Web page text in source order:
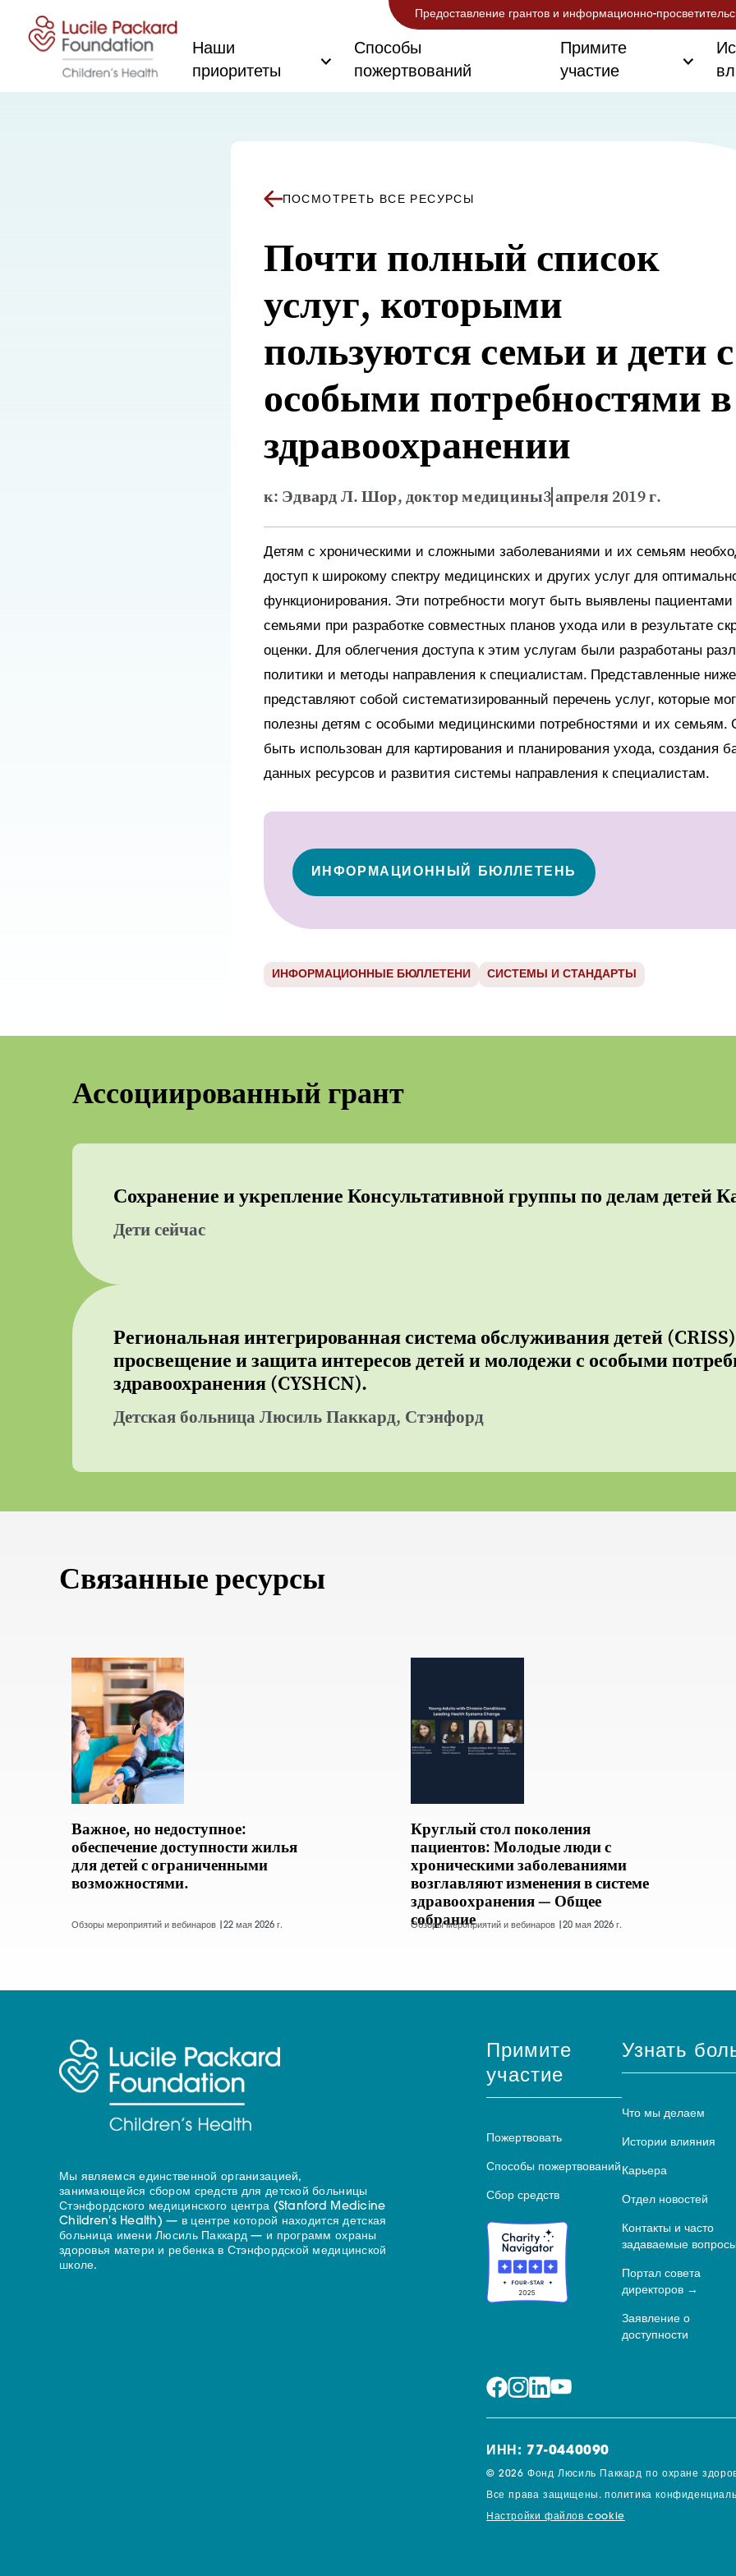
Предоставление грантов и информационно-
Наши
приоритеты
Способы
пожертвований
Примите
участие
ПОСМОТРЕТЬ ВСЕ РЕСУРСЫ
Почти полный список
услуг, которыми
пользуются семьи и дети с
особыми потребностями в
здравоохранении
к: Эдвард Л. Шор, доктор медицины3 апреля 2019 г.
Детям с хроническими и сложными заболеваниями и их семьям
доступ к широкому спектру медицинских и других услуг для
функционирования. Эти потребности могут быть выявлены
семьями при разработке совместных планов ухода или в результате
оценки. Для облегчения доступа к этим услугам были разработаны
политики и методы направления к специалистам. Представленные
представляют собой систематизированный перечень услуг, которые
полезны детям с особыми медицинскими потребностями и их семьям.
быть использован для картирования и планирования ухода, создания
данных ресурсов и развития системы направления к специалистам.
ИНФОРМАЦИОННЫЙ БЮЛЛЕТЕНЬ
ИНФОРМАЦИОННЫЕ БЮЛЛЕТЕНИ СИСТЕМЫ И СТАНДАРТЫ
Ассоциированный грант
Сохранение и укрепление Консультативной группы по делам детей
Дети сейчас
Региональная интегрированная система обслуживания детей
просвещение и защита интересов детей и молодежи с особыми
здравоохранения (CYSHCN).
Детская больница Люсиль Паккард, Стэнфорд
Связанные ресурсы
Важное, но недоступное:
обеспечение доступности жилья
для детей с ограниченными
возможностями.
Обзоры мероприятий и вебинаров | 22 мая 2026 г.
Круглый стол поколения
пациентов: Молодые люди с
хроническими заболеваниями
возглавляют изменения в системе
здравоохранения — Общее
собрание
Обзоры мероприятий и вебинаров |20 мая 2026 г.
Мы являемся единственной организацией,
занимающейся сбором средств для детской больницы
Стэнфордского медицинского центра (Stanford Medicine
Children's Health) — в центре которой находится детская
больница имени Люсиль Паккард — и программ охраны
здоровья матери и ребенка в Стэнфордской медицинской
школе.
Примите
участие
Пожертвовать
Способы пожертвований
Сбор средств
Узнать
Что мы делаем
Истории влияния
Карьера
Отдел новостей
Контакты и часто
задаваемые
Портал совета
директоров
Заявление о
доступности
ИНН: 77-0440090
© 2026 Фонд Люсиль Паккард по охране
Все права защищены. политика
Настройки файлов cookie